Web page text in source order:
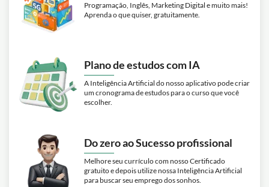
Programação, Inglês, Marketing Digital e muito mais!
Aprenda o que quiser, gratuitamente.
Plano de estudos com IA
A Inteligência Artificial do nosso aplicativo pode criar
um cronograma de estudos para o curso que você
escolher.
Do zero ao Sucesso profissional
Melhore seu currículo com nosso Certificado
gratuito e depois utilize nossa Inteligência Artificial
para buscar seu emprego dos sonhos.